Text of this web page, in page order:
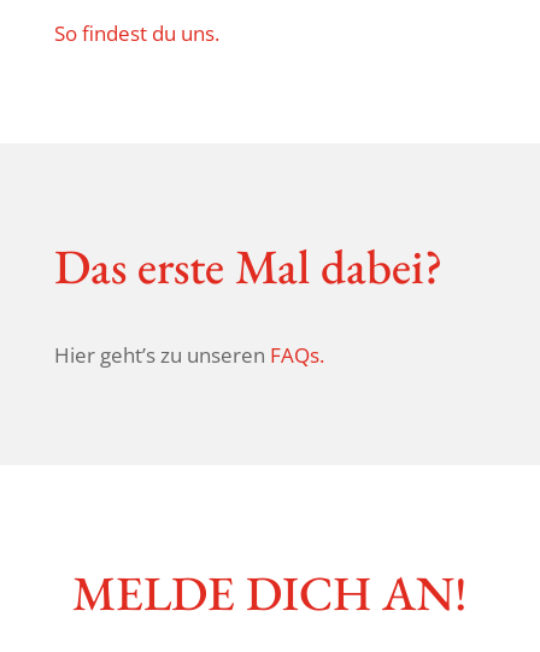
So findest du uns.
Das erste Mal dabei?
Hier geht’s zu unseren FAQs.
MELDE DICH AN!